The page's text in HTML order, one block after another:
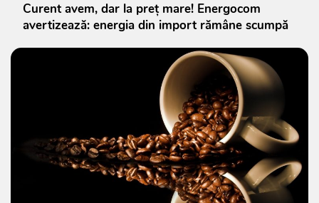
Curent avem, dar la preț mare! Energocom
avertizează: energia din import rămâne scumpă